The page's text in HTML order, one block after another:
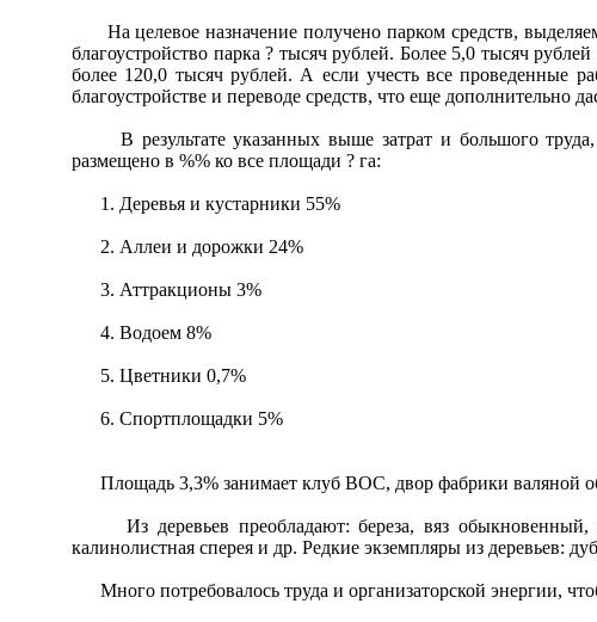
На целевое назначение получено парком средств,
благоустройство парка ? тысяч рублей. Более 5,0 тысяч
более 120,0 тысяч рублей. А если учесть все проведенные
благоустройстве и переводе средств, что еще дополнительно
В результате указанных выше затрат и большого труда,
размещено в %% ко все площади ? га:
1. Деревья и кустарники 55%
2. Аллеи и дорожки 24%
3. Аттракционы 3%
4. Водоем 8%
5. Цветники 0,7%
6. Спортплощадки 5%
Площадь 3,3% занимает клуб ВОС, двор фабрики валяной
Из деревьев преобладают: береза, вяз обыкновенный,
калинолистная сперея и др. Редкие экземпляры из деревьев:
Много потребовалось труда и организаторской энергии,